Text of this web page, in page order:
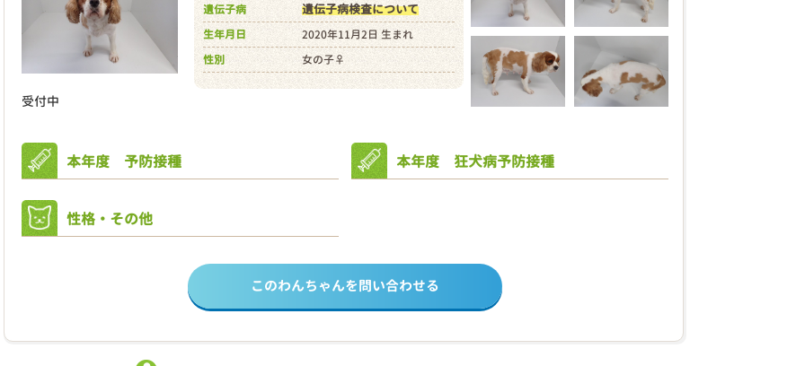
受付中
遺伝子病 遺伝子病検査について
生年月日
2020年11月2日 生まれ
性別
女の子♀
本年度 予防接種 本年度 狂犬病予防接種
性格・その他
このわんちゃんを問い合わせる